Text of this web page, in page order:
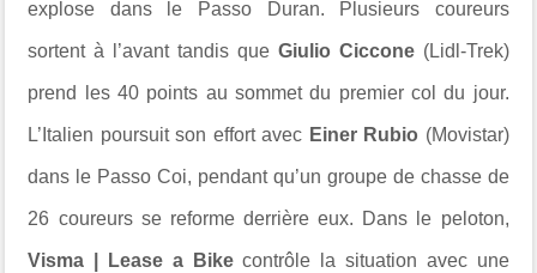
explose dans le Passo Duran. Plusieurs coureurs
sortent à l’avant tandis que Giulio Ciccone (Lidl-Trek)
prend les 40 points au sommet du premier col du jour.
L’Italien poursuit son effort avec Einer Rubio (Movistar)
dans le Passo Coi, pendant qu’un groupe de chasse de
26 coureurs se reforme derrière eux. Dans le peloton,
Visma | Lease a Bikecontrôle la situation avec une